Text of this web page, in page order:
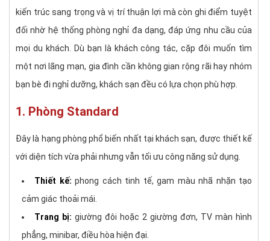
kiến trúc sang trọng và vị trí thuận lợi mà còn ghi điểm tuyệt
đối nhờ hệ thống phòng nghỉ đa dạng, đáp ứng nhu cầu của
mọi du khách. Dù bạn là khách công tác, cặp đôi muốn tìm
một nơi lãng mạn, gia đình cần không gian rộng rãi hay nhóm
bạn bè đi nghỉ dưỡng, khách sạn đều có lựa chọn phù hợp.
1. Phòng Standard
Đây là hạng phòng phổ biến nhất tại khách sạn, được thiết kế
với diện tích vừa phải nhưng vẫn tối ưu công năng sử dụng.
Thiết kế: phong cách tinh tế, gam màu nhã nhặn tạo
cảm giác thoải mái.
Trang bị: giường đôi hoặc 2 giường đơn, TV màn hình
phẳng, minibar, điều hòa hiện đại.